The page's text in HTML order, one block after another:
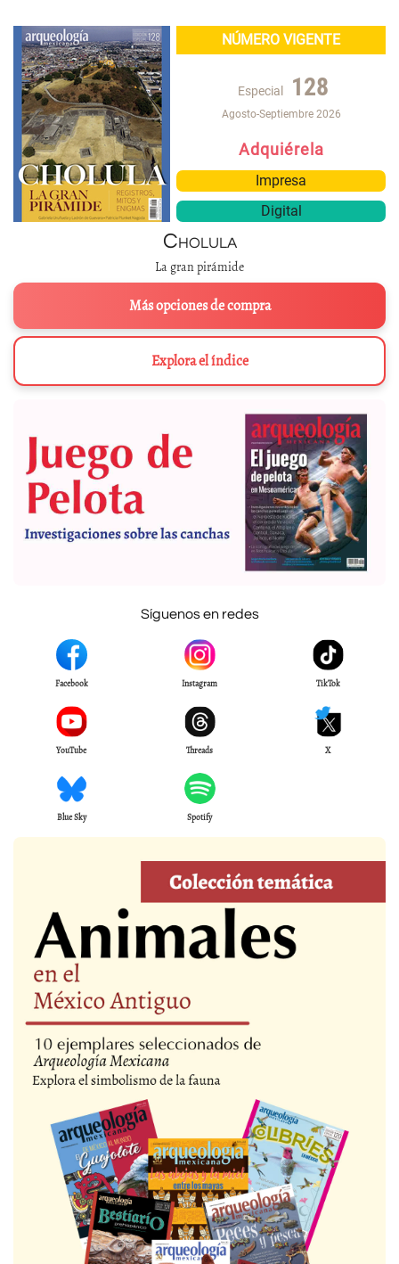
NÚMERO VIGENTE
Especial 128
Agosto-Septiembre 2026
Adquiérela
Impresa
Digital
Cholula
La gran pirámide
Más opciones de compra
Explora el índice
Síguenos en redes
Facebook Instagram TikTok
YouTube Threads X
Blue Sky Spotify